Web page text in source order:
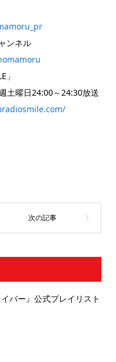
ンネル
」
土曜日24:00～24:30放送
イバー』公式プレイリスト